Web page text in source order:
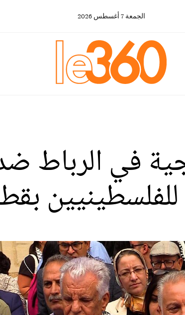
الجمعة 7 أغسطس 2026
في الرباط
للفلسطينيين